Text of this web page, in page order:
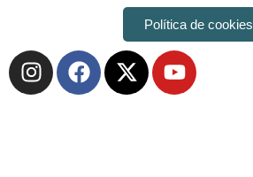
Política de cookies